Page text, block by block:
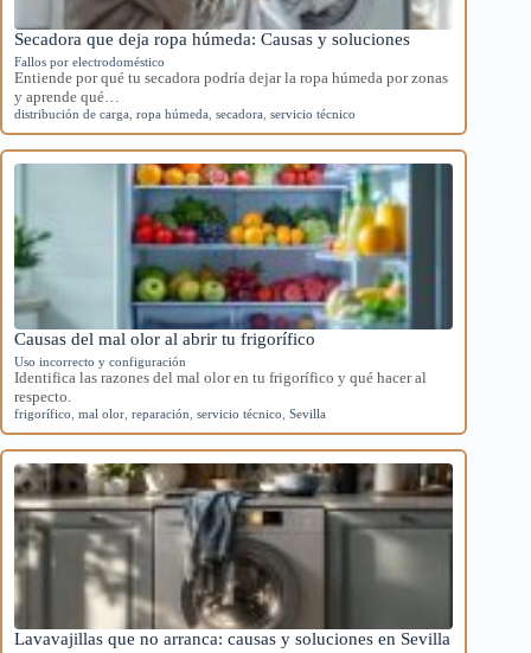
Secadora que deja ropa húmeda: Causas y soluciones
Fallos por electrodoméstico
Entiende por qué tu secadora podría dejar la ropa húmeda por zonas
y aprende qué…
distribución de carga ropa húmeda secadora servicio técnico
Causas del mal olor al abrir tu frigorífico
Uso incorrecto y configuración
Identifica las razones del mal olor en tu frigorífico y qué hacer al
respecto.
frigorífico mal olor reparación servicio técnico Sevilla
Lavavajillas que no arranca: causas y soluciones en Sevilla